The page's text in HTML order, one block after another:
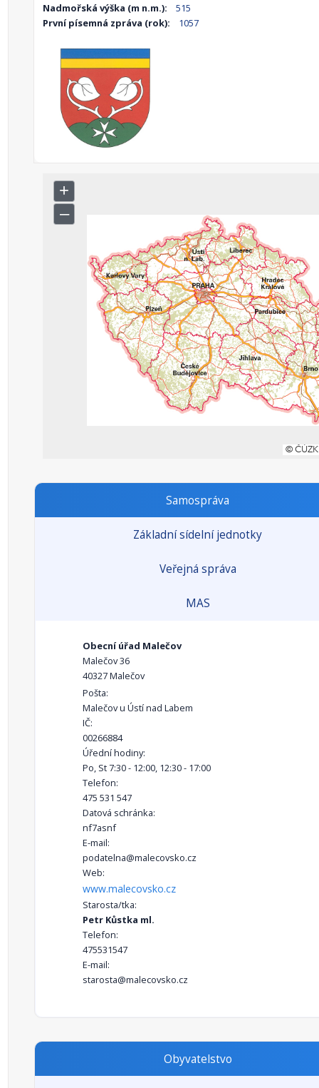
Nadmořská výška (m n.m.):
515
První písemná zpráva (rok):
1057
Samospráva
Základní sídelní jednotky
Veřejná správa
MAS
Obecní úřad Malečov
Malečov 36
40327 Malečov
Pošta:
Malečov u Ústí nad Labem
IČ:
00266884
Úřední hodiny:
Po, St 7:30 - 12:00, 12:30 - 17:00
Telefon:
475 531 547
Datová schránka:
nf7asnf
E-mail:
podatelna@malecovsko.cz
Web:
www.malecovsko.cz
Starosta/tka:
Petr Kůstka ml.
Telefon:
475531547
E-mail:
starosta@malecovsko.cz
Obyvatelstvo